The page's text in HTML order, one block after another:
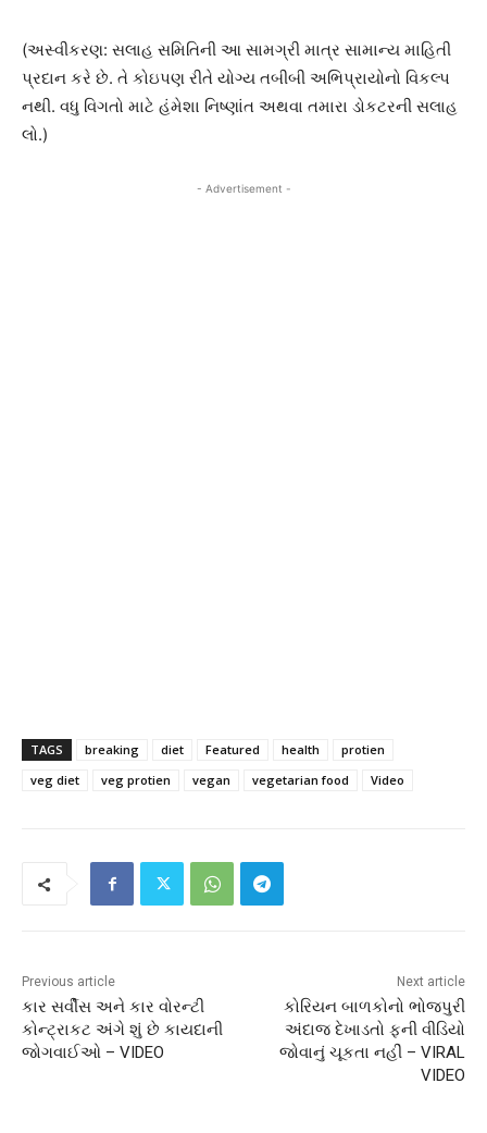
(અસ્વીકરણ: સલાહ સમિતિની આ સામગ્રી માત્ર સામાન્ય માહિતી
પ્રદાન કરે છે. તે કોઇપણ રીતે યોગ્ય તબીબી અભિપ્રાયોનો વિકલ્પ
નથી. વધુ વિગતો માટે હંમેશા નિષ્ણાંત અથવા તમારા ડોકટરની સલાહ
લો.)
- Advertisement -
TAGS breaking diet Featured health
protien
veg diet
veg protien vegan vegetarian food Video
Previous article
કાર સર્વીસ અને કાર વોરન્ટી
કોન્ટ્રાકટ અંગે શું છે કાયદાની
જોગવાઈઓ – VIDEO
Next article
કોરિયન બાળકોનો ભોજપુરી
અંદાજ દેખાડતો ફની વીડિયો
જોવાનું ચૂકતા નહીં – VIRAL
VIDEO